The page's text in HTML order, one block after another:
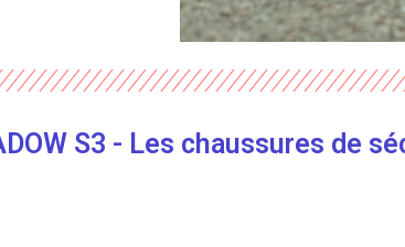
S3 - Les chaussures de